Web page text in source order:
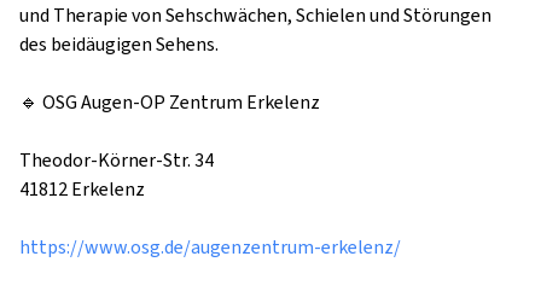
und Therapie von Sehschwächen, Schielen und Störungen
des beidäugigen Sehens.
🔹 OSG Augen-OP Zentrum Erkelenz
Theodor-Körner-Str. 34
41812 Erkelenz
https://www.osg.de/augenzentrum-erkelenz/